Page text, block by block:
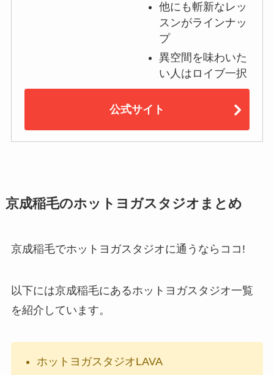
他にも斬新なレッ
スンがラインナッ
プ
異空間を味わいた
い人はロイブ一択
公式サイト
京成稲毛のホットヨガスタジオまとめ
京成稲毛でホットヨガスタジオに通うならココ!
以下には京成稲毛にあるホットヨガスタジオ一覧
を紹介しています。
ホットヨガスタジオLAVA